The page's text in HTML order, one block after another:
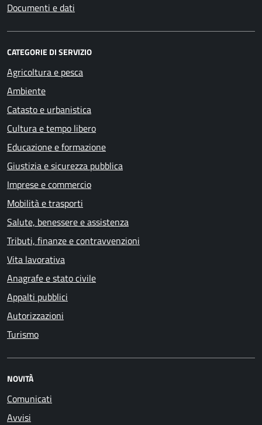
Documenti e dati
CATEGORIE DI SERVIZIO
Agricoltura e pesca
Ambiente
Catasto e urbanistica
Cultura e tempo libero
Educazione e formazione
Giustizia e sicurezza pubblica
Imprese e commercio
Mobilità e trasporti
Salute, benessere e assistenza
Tributi, finanze e contravvenzioni
Vita lavorativa
Anagrafe e stato civile
Appalti pubblici
Autorizzazioni
Turismo
NOVITÀ
Comunicati
Avvisi